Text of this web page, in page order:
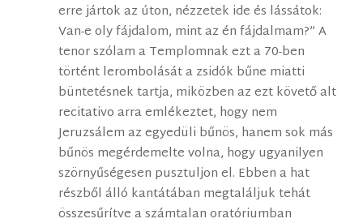
erre jártok az úton, nézzetek ide és lássátok:
Van-e oly fájdalom, mint az én fájdalmam?” A
tenor szólam a Templomnak ezt a 70-ben
történt lerombolását a zsidók bűne miatti
büntetésnek tartja, miközben az ezt követő alt
recitativo arra emlékeztet, hogy nem
Jeruzsálem az egyedüli bűnös, hanem sok más
bűnös megérdemelte volna, hogy ugyanilyen
szörnyűségesen pusztuljon el. Ebben a hat
részből álló kantátában megtaláljuk tehát
összesűrítve a számtalan oratóriumban